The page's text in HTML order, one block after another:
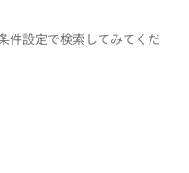
件設定で検索してみてくだ